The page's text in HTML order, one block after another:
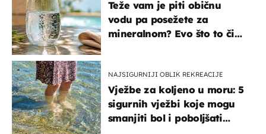
Teže vam je piti običnu
vodu pa posežete za
mineralnom? Evo što to čini
NAJSIGURNIJI OBLIK REKREACIJE
Vježbe za koljeno u moru: 5
sigurnih vježbi koje mogu
smanjiti bol i poboljšati